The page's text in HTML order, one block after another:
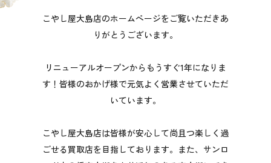
こやし屋大島店のホームページをご覧いただきあ
りがとうございます。
リニューアルオープンからもうすぐ1年になりま
す！皆様のおかげ様で元気よく営業させていただ
いています。
こやし屋大島店は皆様が安心して尚且つ楽しく過
ごせる買取店を目指しております。また、サンロ